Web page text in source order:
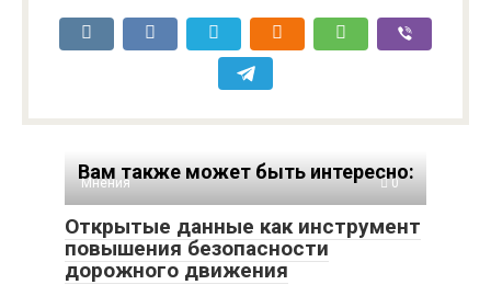
Вам также может быть интересно:
Мнения 0
Открытые данные как инструмент
повышения безопасности
дорожного движения